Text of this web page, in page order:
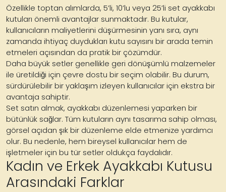
Özellikle toptan alımlarda, 5’li, 10’lu veya 25’li set ayakkabı
kutuları önemli avantajlar sunmaktadır. Bu kutular,
kullanıcıların maliyetlerini düşürmesinin yanı sıra, aynı
zamanda ihtiyaç duydukları kutu sayısını bir arada temin
etmeleri açısından da pratik bir çözümdür.
Daha büyük setler genellikle geri dönüşümlü malzemeler
ile üretildiği için çevre dostu bir seçim olabilir. Bu durum,
sürdürülebilir bir yaklaşım izleyen kullanıcılar için ekstra bir
avantaja sahiptir.
Set satın almak, ayakkabı düzenlemesi yaparken bir
bütünlük sağlar. Tüm kutuların aynı tasarıma sahip olması,
görsel açıdan şık bir düzenleme elde etmenize yardımcı
olur. Bu nedenle, hem bireysel kullanıcılar hem de
işletmeler için bu tür setler oldukça faydalıdır.
Kadın ve Erkek Ayakkabı Kutusu
Arasındaki Farklar